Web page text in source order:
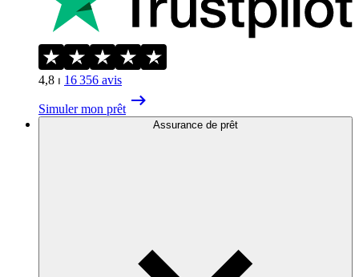
4,8 ⏐ 16 356 avis
Simuler mon prêt
Assurance de prêt